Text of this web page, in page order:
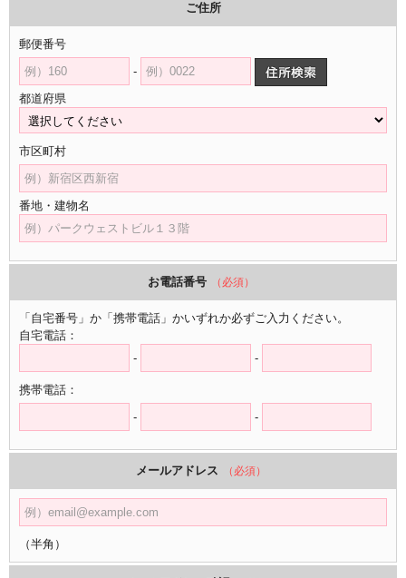
ご住所
郵便番号
-
都道府県
市区町村
番地・建物名
お電話番号 （必須）
「自宅番号」か「携帯電話」かいずれか必ずご入力ください。
自宅電話：
-
-
携帯電話：
-
-
メールアドレス （必須）
（半角）